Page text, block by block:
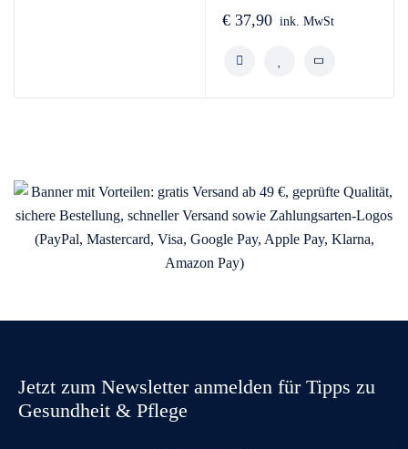
€ 37,90 ink. MwSt
Jetzt zum Newsletter anmelden für Tipps zu
Gesundheit & Pflege